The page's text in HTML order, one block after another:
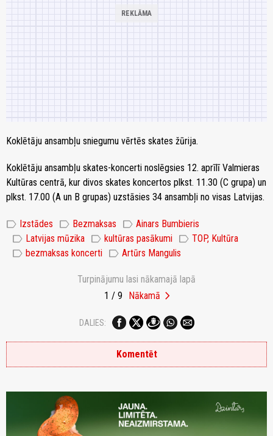
Koklētāju ansambļu sniegumu vērtēs skates žūrija.
Koklētāju ansambļu skates-koncerti noslēgsies 12. aprīlī Valmieras
Kultūras centrā, kur divos skates koncertos plkst. 11.30 (C grupa) un
plkst. 17.00 (A un B grupas) uzstāsies 34 ansambļi no visas Latvijas.
label Izstādes label Bezmaksas label Ainars Bumbieris
label Latvijas mūzika label kultūras pasākumi label TOP, Kultūra
label bezmaksas koncerti label Artūrs Mangulis
Turpinājumu lasi nākamajā lapā
1 / 9
Nākamā chevron_right
DALIES:
Komentēt